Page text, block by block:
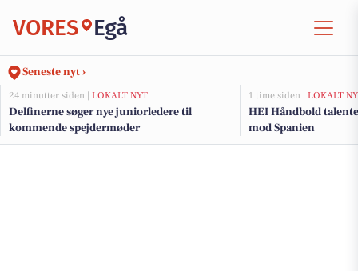
VORES Egå
Seneste nyt ›
24 minutter siden | LOKALT NYT
Delfinerne søger nye juniorledere til
kommende spejdermøder
1 time siden | LOKALT
HEI Håndbold
mod Spanien